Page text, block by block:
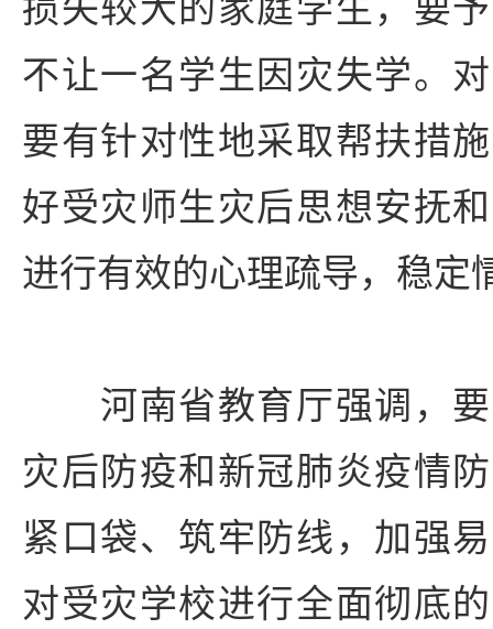
不让一名学生因灾失学。
要有针对性地采取帮扶措
好受灾师生灾后思想安抚
进行有效的心理疏导，稳定
河南省教育厅强调，要
灾后防疫和新冠肺炎疫情
紧口袋、筑牢防线，加强
对受灾学校进行全面彻底